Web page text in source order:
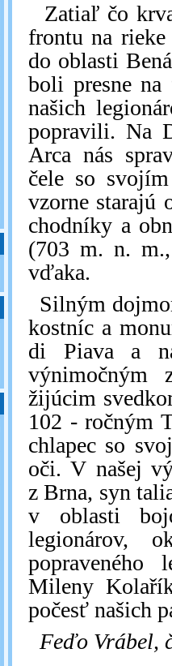
Zatiaľ čo
frontu na
do oblasti
boli presne
našich
popravili. Na
Arca nás
čele so
vzorne starajú
chodníky a
(703 m. n.
vďaka.
Silným
kostníc a
di Piava a
výnimočným
žijúcim
102 - ročným
chlapec so
oči. V našej
z Brna, syn
v oblasti
legionárov,
Mileny
počesť našich
Feďo Vrábel,